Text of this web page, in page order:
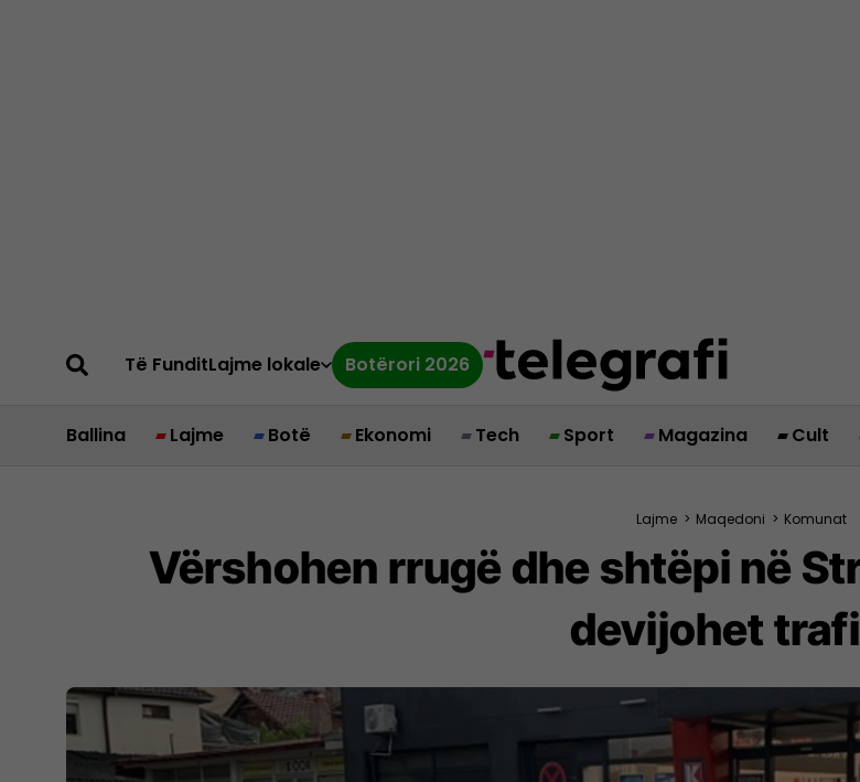
Të FunditLajme lokale Botërori 2026
Ballina Lajme Botë Ekonomi Tech Sport Magazina Cult
Lajme > Maqedoni > Komunat
Vërshohen rrugë dhe shtëpi në
devijohet